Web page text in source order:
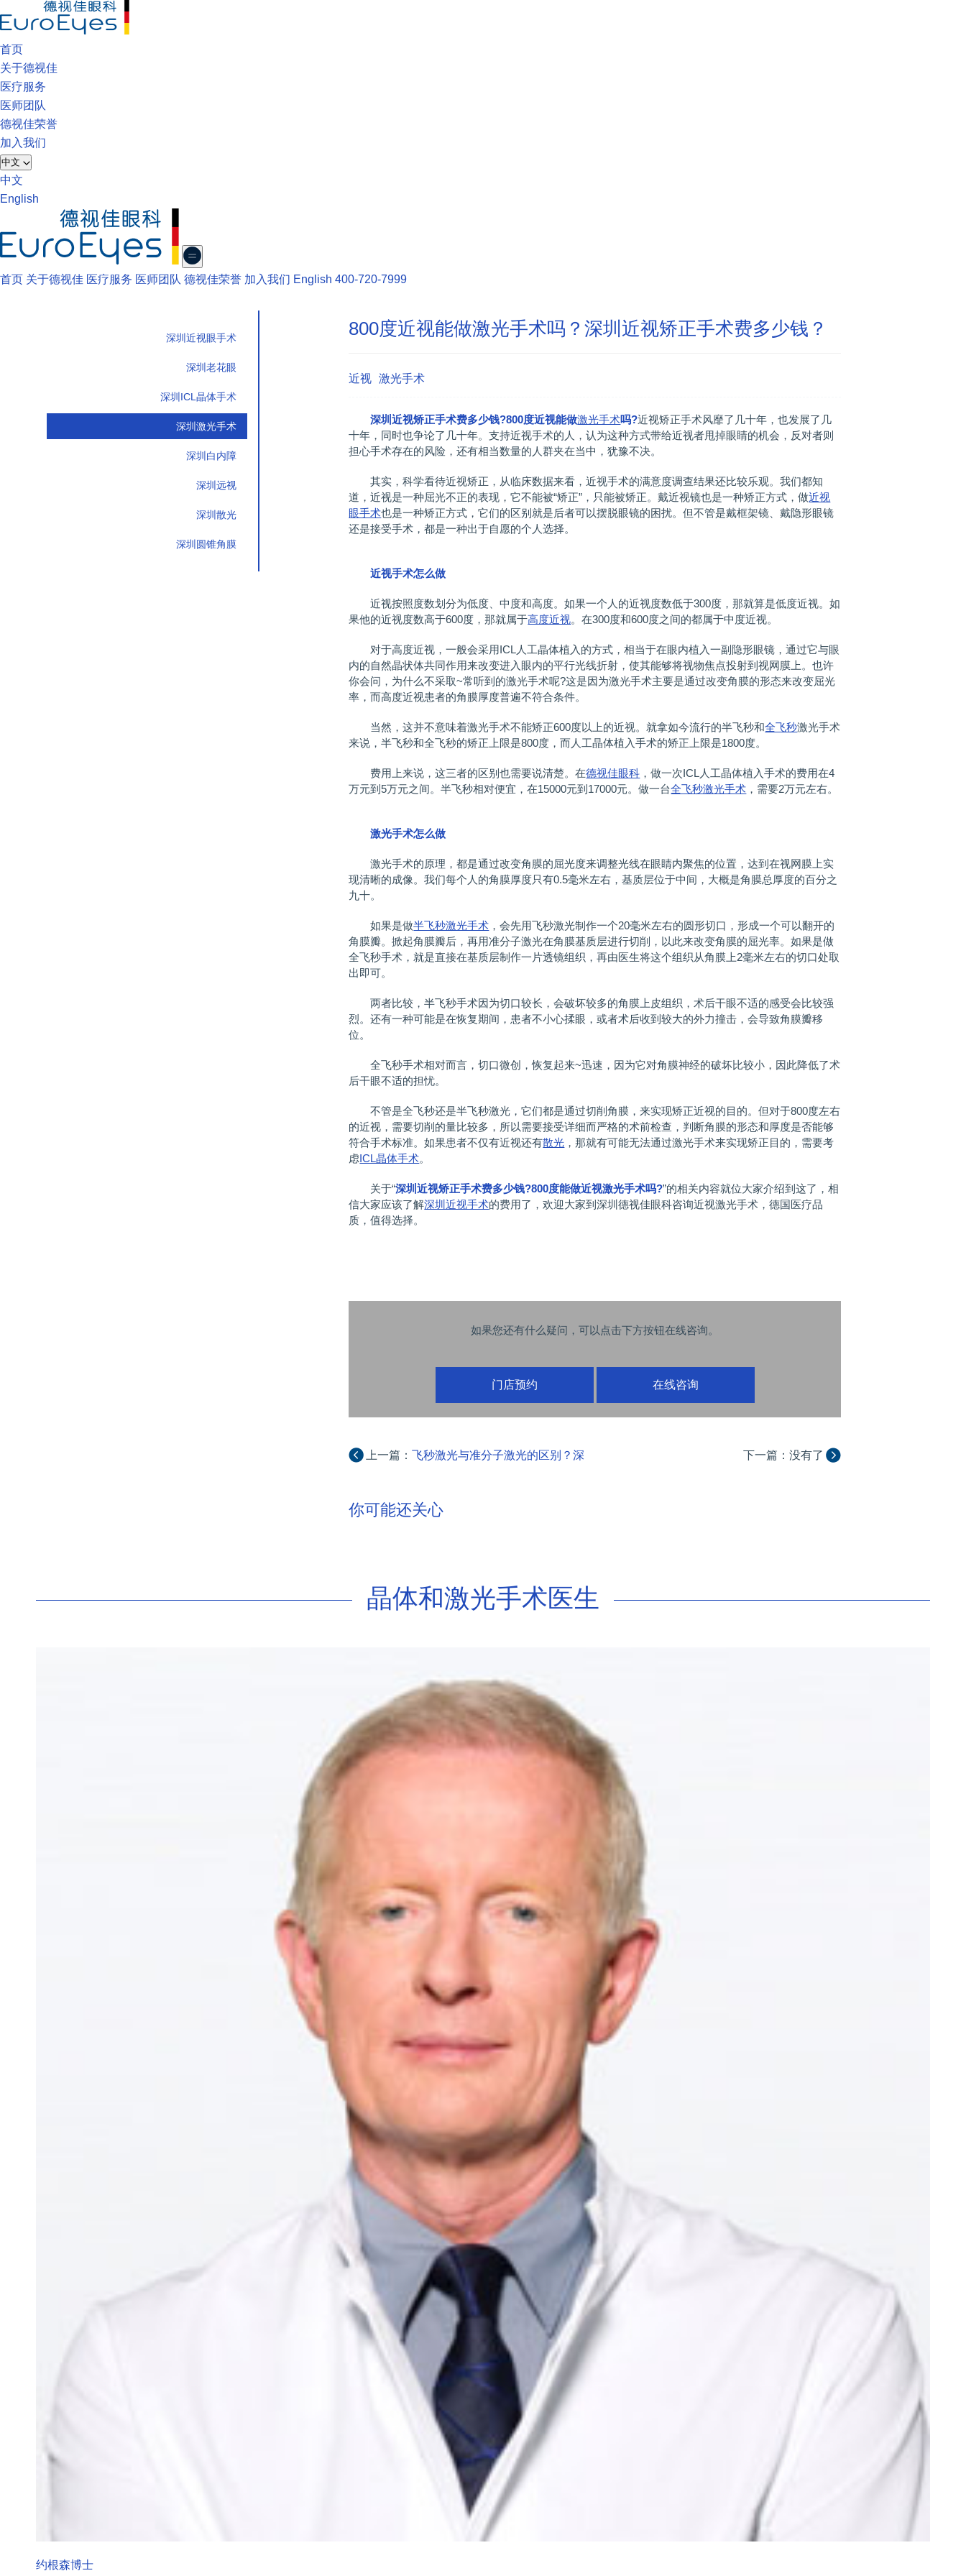
首页
关于德视佳
医疗服务
医师团队
德视佳荣誉
加入我们
中文
中文
English
首页 关于德视佳 医疗服务 医师团队 德视佳荣誉 加入我们 English 400-720-7999
深圳近视眼手术
深圳老花眼
深圳ICL晶体手术
深圳激光手术
深圳白内障
深圳远视
深圳散光
深圳圆锥角膜
800度近视能做激光手术吗？深圳近视矫正手术费多少钱？
近视 激光手术
深圳近视矫正手术费多少钱?800度近视能做激光手术吗?近视矫正手术风靡了几十年，也发展了几
十年，同时也争论了几十年。支持近视手术的人，认为这种方式带给近视者甩掉眼睛的机会，反对者则
担心手术存在的风险，还有相当数量的人群夹在当中，犹豫不决。
其实，科学看待近视矫正，从临床数据来看，近视手术的满意度调查结果还比较乐观。我们都知
道，近视是一种屈光不正的表现，它不能被“矫正”，只能被矫正。戴近视镜也是一种矫正方式，做近视
眼手术也是一种矫正方式，它们的区别就是后者可以摆脱眼镜的困扰。但不管是戴框架镜、戴隐形眼镜
还是接受手术，都是一种出于自愿的个人选择。
近视手术怎么做
近视按照度数划分为低度、中度和高度。如果一个人的近视度数低于300度，那就算是低度近视。如
果他的近视度数高于600度，那就属于高度近视。在300度和600度之间的都属于中度近视。
对于高度近视，一般会采用ICL人工晶体植入的方式，相当于在眼内植入一副隐形眼镜，通过它与眼
内的自然晶状体共同作用来改变进入眼内的平行光线折射，使其能够将视物焦点投射到视网膜上。也许
你会问，为什么不采取~常听到的激光手术呢?这是因为激光手术主要是通过改变角膜的形态来改变屈光
率，而高度近视患者的角膜厚度普遍不符合条件。
当然，这并不意味着激光手术不能矫正600度以上的近视。就拿如今流行的半飞秒和全飞秒激光手术
来说，半飞秒和全飞秒的矫正上限是800度，而人工晶体植入手术的矫正上限是1800度。
费用上来说，这三者的区别也需要说清楚。在德视佳眼科 ，做一次ICL人工晶体植入手术的费用在4
万元到5万元之间。半飞秒相对便宜，在15000元到17000元。做一台全飞秒激光手术 ，需要2万元左右。
激光手术怎么做
激光手术的原理，都是通过改变角膜的屈光度来调整光线在眼睛内聚焦的位置，达到在视网膜上实
现清晰的成像。我们每个人的角膜厚度只有0.5毫米左右，基质层位于中间，大概是角膜总厚度的百分之
九十。
如果是做半飞秒激光手术 ，会先用飞秒激光制作一个20毫米左右的圆形切口，形成一个可以翻开的
角膜瓣。掀起角膜瓣后，再用准分子激光在角膜基质层进行切削，以此来改变角膜的屈光率。如果是做
全飞秒手术，就是直接在基质层制作一片透镜组织，再由医生将这个组织从角膜上2毫米左右的切口处取
出即可。
两者比较，半飞秒手术因为切口较长，会破坏较多的角膜上皮组织，术后干眼不适的感受会比较强
烈。还有一种可能是在恢复期间，患者不小心揉眼，或者术后收到较大的外力撞击，会导致角膜瓣移
位。
全飞秒手术相对而言，切口微创，恢复起来~迅速，因为它对角膜神经的破坏比较小，因此降低了术
后干眼不适的担忧。
不管是全飞秒还是半飞秒激光，它们都是通过切削角膜，来实现矫正近视的目的。但对于800度左右
的近视，需要切削的量比较多，所以需要接受详细而严格的术前检查，判断角膜的形态和厚度是否能够
符合手术标准。如果患者不仅有近视还有散光 ，那就有可能无法通过激光手术来实现矫正目的，需要考
虑ICL晶体手术。
关于“深圳近视矫正手术费多少钱?800度能做近视激光手术吗?”的相关内容就位大家介绍到这了，相
信大家应该了解深圳近视手术的费用了，欢迎大家到深圳德视佳眼科咨询近视激光手术，德国医疗品
质，值得选择。
如果您还有什么疑问，可以点击下方按钮在线咨询。
门店预约 在线咨询
上一篇：飞秒激光与准分子激光的区别？深
下一篇：没有了
你可能还关心
晶体和激光手术医生
约根森博士